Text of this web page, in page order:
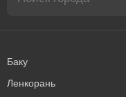
Баку
Ленкорань